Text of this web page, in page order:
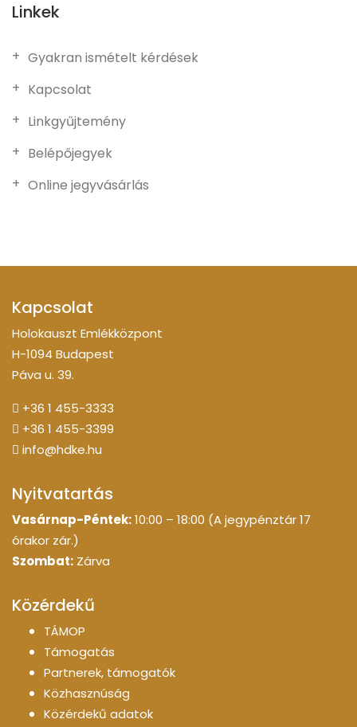
Linkek
Gyakran ismételt kérdések
Kapcsolat
Linkgyűjtemény
Belépőjegyek
Online jegyvásárlás
Kapcsolat
Holokauszt Emlékközpont
H-1094 Budapest
Páva u. 39.
+36 1 455-3333
+36 1 455-3399
info@hdke.hu
Nyitvatartás
Vasárnap-Péntek:10:00 – 18:00 (A jegypénztár 17
órakor zár.)
Szombat: Zárva
Közérdekű
TÁMOP
Támogatás
Partnerek, támogatók
Közhasznúság
Közérdekű adatok